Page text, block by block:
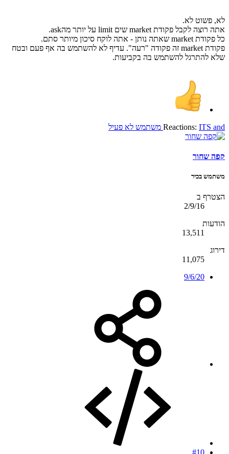
לא, פשוט לא.
אתה רוצה לקבל פקודת market שים limit על יותר מהask.
כל פקודת market שאתה נותן - אתה לוקח סיכון מיותר סתם.
פקודת market זה פקודה "רעה". עדיף לא להשתמש בה אף פעם ובטח
שלא להתרגל להשתמש בה בקביעות.
Reactions: ITS and משתמש לא פעיל
קפה שחור
משתמש בכיר
הצטרף ב
2/9/16
הודעות
13,511
דירוג
11,075
9/6/20
#10